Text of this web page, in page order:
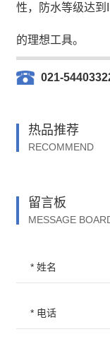
性，防水等级达
的理想工具。
021-
热品推荐
RECOMMEND
留言板
MESSAGE
* 姓名
* 电话